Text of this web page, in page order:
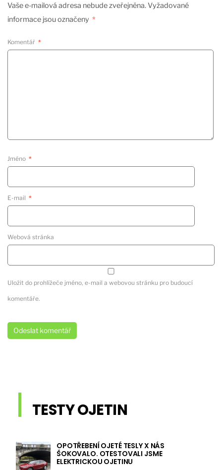
Vaše e-mailová adresa nebude zveřejněna.Vyžadované
informace jsou označeny *
Komentář *
Jméno *
E-mail *
Webová stránka
Uložit do prohlížeče jméno, e-mail a webovou stránku pro budoucí
komentáře.
TESTY OJETIN
OPOTŘEBENÍ OJETÉ TESLY X NÁS
ŠOKOVALO. OTESTOVALI JSME
ELEKTRICKOU OJETINU